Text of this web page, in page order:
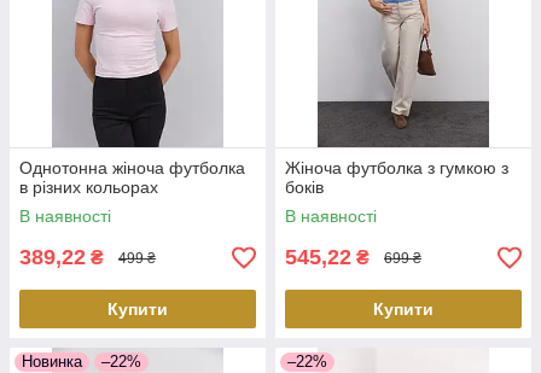
Однотонна жіноча футболка
в різних кольорах
В наявності
389,22 ₴ 499 ₴
Купити
Жіноча футболка з гумкою з
боків
В наявності
545,22 ₴ 699 ₴
Купити
Новинка –22% –22%